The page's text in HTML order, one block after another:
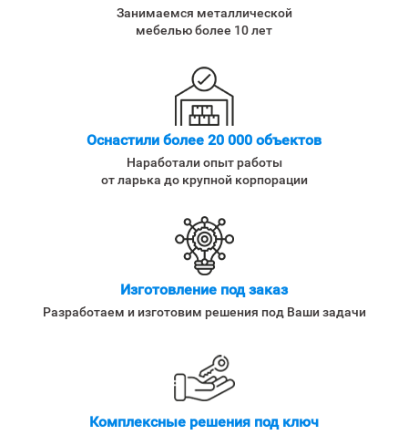
Занимаемся металлической
мебелью более 10 лет
Оснастили более 20 000 объектов
Наработали опыт работы
от ларька до крупной корпорации
Изготовление под заказ
Разработаем и изготовим решения под Ваши задачи
Комплексные решения под ключ